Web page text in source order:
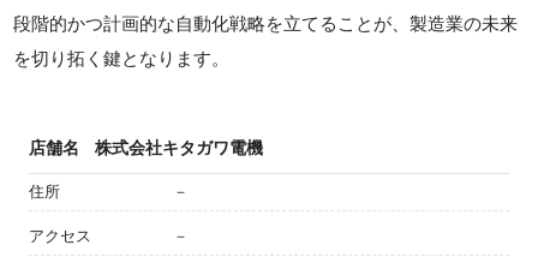
段階的かつ計画的な自動化戦略を立てることが、製造業の未来
を切り拓く鍵となります。
店舗名 株式会社キタガワ電機
住所 －
アクセス －